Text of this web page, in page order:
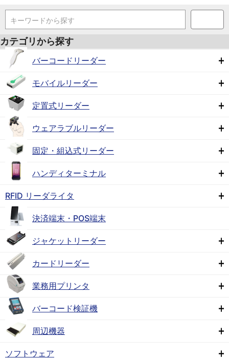
キーワードから探す
カテゴリから探す
バーコードリーダー
モバイルリーダー
定置式リーダー
ウェアラブルリーダー
固定・組込式リーダー
ハンディターミナル
RFID リーダライタ
決済端末・POS端末
ジャケットリーダー
カードリーダー
業務用プリンタ
バーコード検証機
周辺機器
ソフトウェア